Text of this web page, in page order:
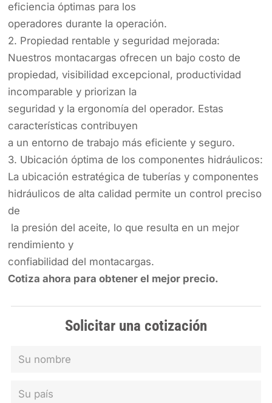
eficiencia óptimas para los
operadores durante la operación.
2. Propiedad rentable y seguridad mejorada:
Nuestros montacargas ofrecen un bajo costo de
propiedad, visibilidad excepcional, productividad
incomparable y priorizan la
seguridad y la ergonomía del operador. Estas
características contribuyen
a un entorno de trabajo más eficiente y seguro.
3. Ubicación óptima de los componentes hidráulicos:
La ubicación estratégica de tuberías y componentes
hidráulicos de alta calidad permite un control preciso
de
la presión del aceite, lo que resulta en un mejor
rendimiento y
confiabilidad del montacargas.
Cotiza ahora para obtener el mejor precio.
Solicitar una cotización